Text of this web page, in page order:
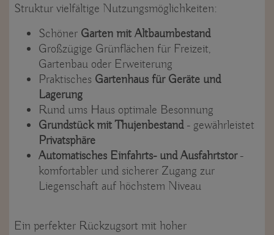
Struktur vielfältige Nutzungsmöglichkeiten:
Schöner Garten mit Altbaumbestand
Großzügige Grünflächen für Freizeit,
Gartenbau oder Erweiterung
Praktisches Gartenhaus für Geräte und
Lagerung
Rund ums Haus optimale Besonnung
Grundstück mit Thujenbestand - gewährleistet
Privatsphäre
Automatisches Einfahrts- und Ausfahrtstor-
komfortabler und sicherer Zugang zur
Liegenschaft auf höchstem Niveau
Ein perfekter Rückzugsort mit hoher